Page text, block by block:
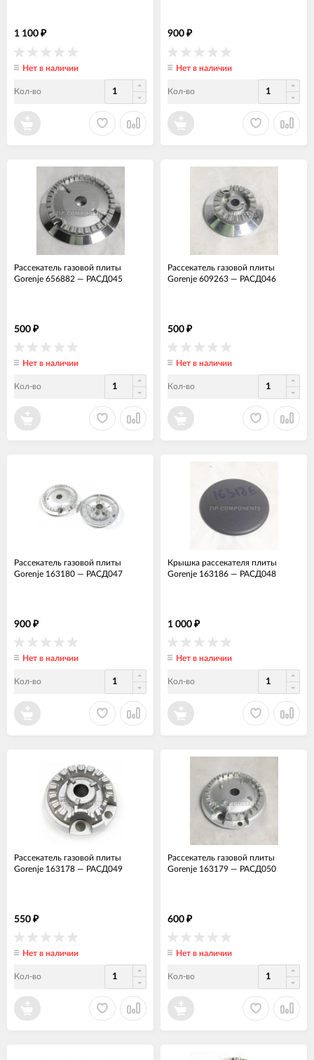
1 100 ₽
Нет в наличии
Кол-во
900 ₽
Нет в наличии
Кол-во
Рассекатель газовой плиты
Gorenje 656882 — РАСД045
500 ₽
Нет в наличии
Кол-во
Рассекатель газовой плиты
Gorenje 609263 — РАСД046
500 ₽
Нет в наличии
Кол-во
Рассекатель газовой плиты
Gorenje 163180 — РАСД047
900 ₽
Нет в наличии
Кол-во
Крышка рассекателя плиты
Gorenje 163186 — РАСД048
1 000 ₽
Нет в наличии
Кол-во
Рассекатель газовой плиты
Gorenje 163178 — РАСД049
550 ₽
Нет в наличии
Кол-во
Рассекатель газовой плиты
Gorenje 163179 — РАСД050
600 ₽
Нет в наличии
Кол-во